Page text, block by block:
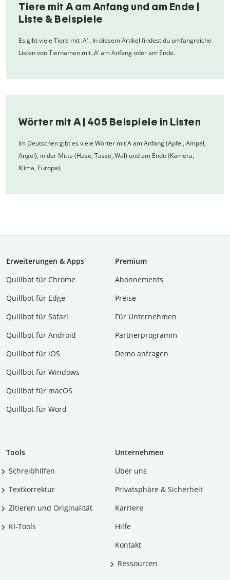
Tiere mit A am Anfang und am Ende |
Liste & Beispiele
Es gibt viele Tiere mit ‚A‘ . In diesem Artikel findest du umfangreiche
Listen von Tiernamen mit ‚A‘ am Anfang oder am Ende.
Wörter mit A | 405 Beispiele in Listen
Im Deutschen gibt es viele Wörter mit A am Anfang (Apfel, Ampel,
Angel), in der Mitte (Hase, Tasse, Wal) und am Ende (Kamera,
Klima, Europa).
Erweiterungen & Apps
Quillbot für Chrome
Quillbot für Edge
Quillbot für Safari
Quillbot für Android
Quillbot für iOS
Quillbot für Windows
Quillbot für macOS
Quillbot für Word
Premium
Abon­ne­ments
Preise
Für Unternehmen
Partnerprogramm
Demo anfragen
Tools
Schreibhilfen
Textkorrektur
Zitieren und Originalität
KI-Tools
Unternehmen
Über uns
Privatsphäre & Sicherheit
Karriere
Hilfe
Kontakt
Ressourcen